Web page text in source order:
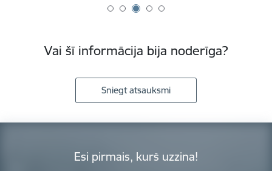
Vai šī informācija bija noderīga?
Sniegt atsauksmi
Esi pirmais, kurš uzzina!